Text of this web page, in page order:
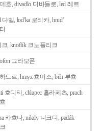
흐, divadlo 디바들로, led 레트
댜벨, lod'ka 로티카, hrud'
, knoflík 크노플리크
그라모폰
드르, hmyz 흐미스, bůh 부흐
호디티, chlapec 흘라페츠, prach
카흐나, nikdy 니크디, padák